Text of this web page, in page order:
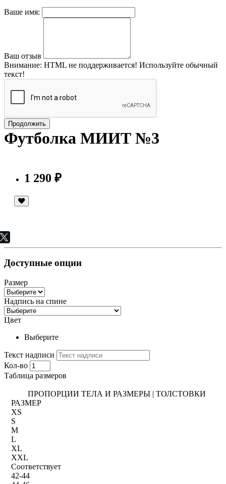
Ваше имя:
Ваш отзыв
Внимание: HTML не поддерживается! Используйте обычный
текст!
Продолжить
Футболка МИИТ №3
1 290 ₽
Доступные опции
Размер
Надпись на спине
Цвет
Выберите
Текст надписи
Кол-во
Таблица размеров
ПРОПОРЦИИ ТЕЛА И РАЗМЕРЫ | ТОЛСТОВКИ
РАЗМЕР
XS
S
M
L
XL
XXL
Соответствует
42-44